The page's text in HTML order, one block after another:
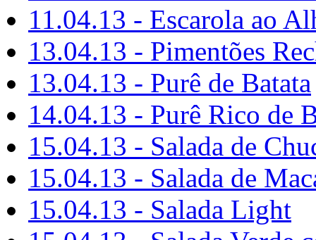
11.04.13 - Escarola ao
13.04.13 - Pimentões
13.04.13 - Purê de Batata
14.04.13 - Purê Rico de
15.04.13 - Salada de
15.04.13 - Salada de
15.04.13 - Salada Light